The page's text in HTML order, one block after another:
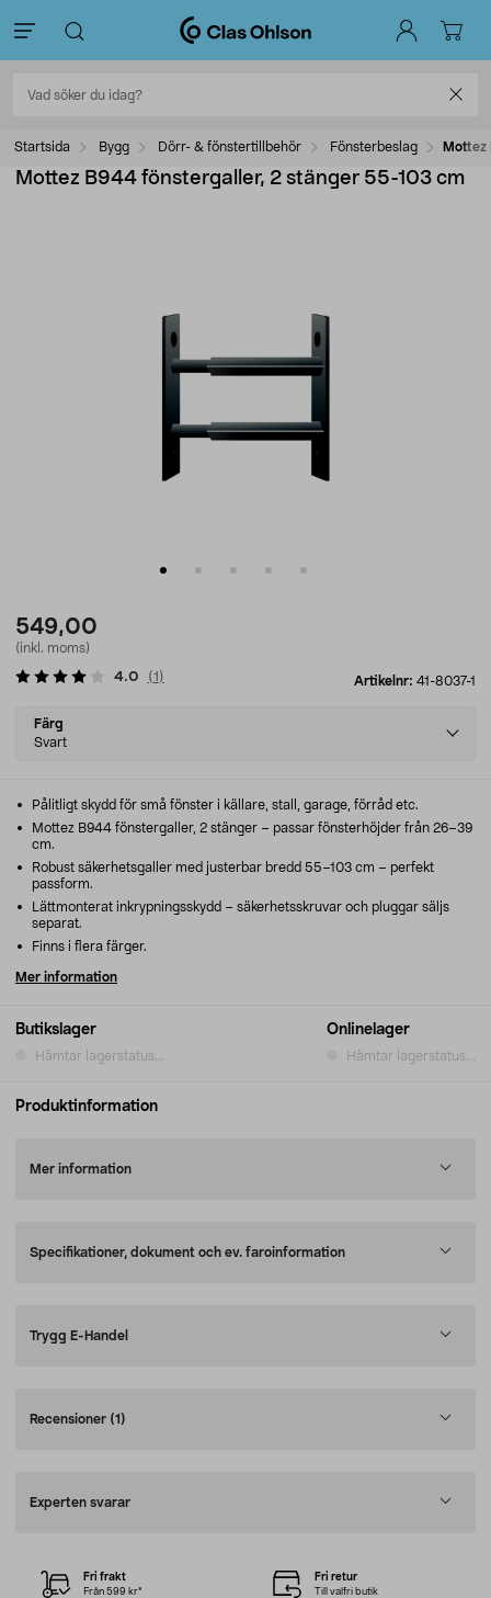
Startsida Bygg Dörr- & fönstertillbehör Fönsterbeslag
Mottez B944 fönstergaller, 2 stänger 55-103 cm
549,00
(inkl. moms)
Artikelnr: 41-8037-1
4.0 (1 )
Select
variant
Färg
Svart
Butikslager
Hämtar lagerstatus...
Onlinelager
Hämtar lagerstatus...
Pålitligt skydd för små fönster i källare, stall, garage, förråd etc.
Mottez B944 fönstergaller, 2 stänger – passar fönsterhöjder från 26–39
cm.
Robust säkerhetsgaller med justerbar bredd 55–103 cm – perfekt
passform.
Lättmonterat inkrypningsskydd – säkerhetsskruvar och pluggar säljs
separat.
Finns i flera färger.
Mer information
Produktinformation
Mer information
Specifikationer, dokument och ev. faroinformation
Trygg E-Handel
Recensioner (1)
Experten svarar
Fri frakt
Från 599 kr*
Fri retur
Till valfri butik